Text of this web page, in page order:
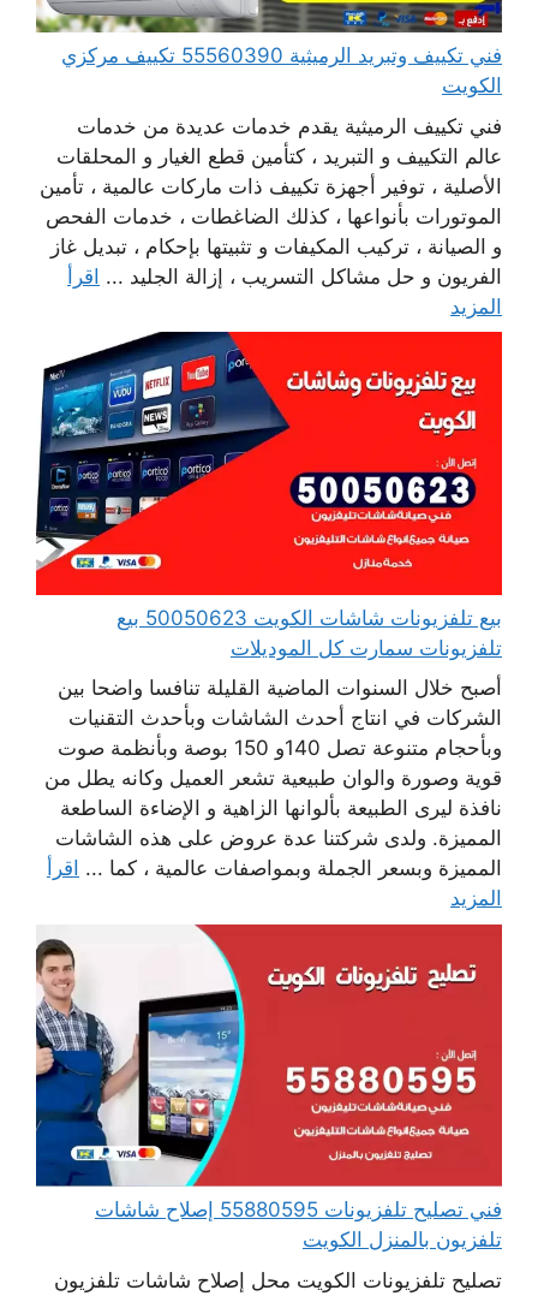
فني تكييف وتبريد الرميثية 55560390 تكييف مركزي
الكويت
فني تكييف الرميثية يقدم خدمات عديدة من خدمات
عالم التكييف و التبريد ، كتأمين قطع الغيار و المحلقات
الأصلية ، توفير أجهزة تكييف ذات ماركات عالمية ، تأمين
الموتورات بأنواعها ، كذلك الضاغطات ، خدمات الفحص
و الصيانة ، تركيب المكيفات و تثبيتها بإحكام ، تبديل غاز
الفريون و حل مشاكل التسريب ، إزالة الجليد ... اقرأ
المزيد
بيع تلفزيونات شاشات الكويت 50050623 بيع
تلفزيونات سمارت كل الموديلات
أصبح خلال السنوات الماضية القليلة تنافسا واضحا بين
الشركات في انتاج أحدث الشاشات وبأحدث التقنيات
وبأحجام متنوعة تصل 140و 150 بوصة وبأنظمة صوت
قوية وصورة والوان طبيعية تشعر العميل وكانه يطل من
نافذة ليرى الطبيعة بألوانها الزاهية و الإضاءة الساطعة
المميزة. ولدى شركتنا عدة عروض على هذه الشاشات
المميزة وبسعر الجملة وبمواصفات عالمية ، كما ... اقرأ
المزيد
فني تصليح تلفزيونات 55880595 إصلاح شاشات
تلفزيون بالمنزل الكويت
تصليح تلفزيونات الكويت محل إصلاح شاشات تلفزيون